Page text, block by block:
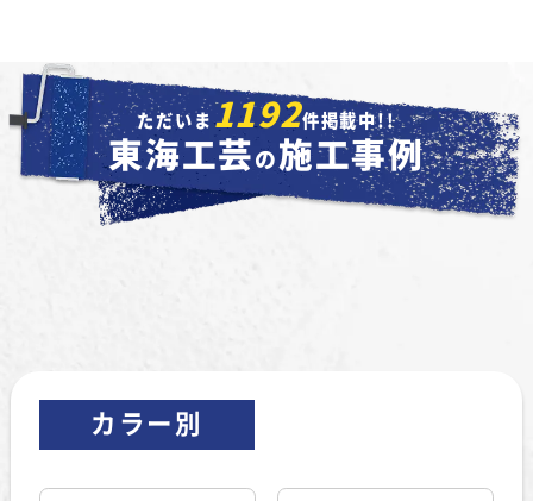
ただいま 1192件掲載中!!
東海工芸 の 施工事例
カラー別